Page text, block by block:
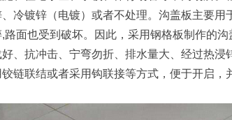
冷镀锌（电镀）或者不处理。沟盖板主要
路面也受到破坏。因此，采用钢格板制作的
、抗冲击、宁弯勿折、排水量大、经过热浸
链联结或者采用钩联接等方式，便于开启，